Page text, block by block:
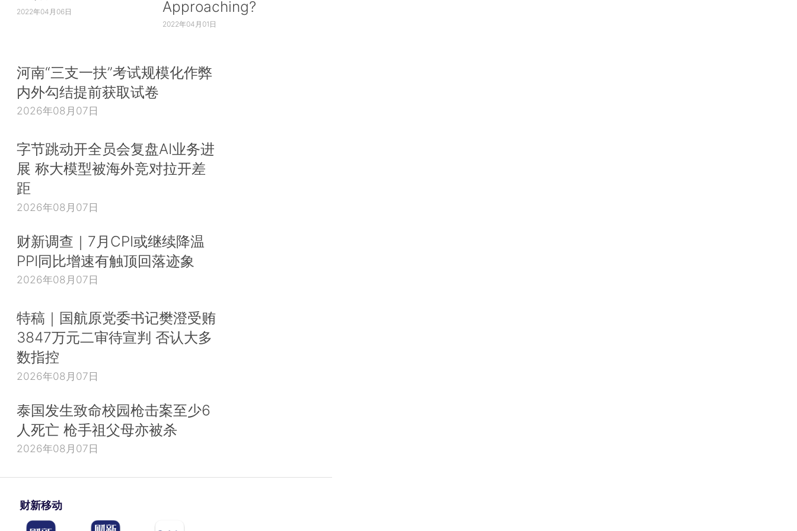
2022年04月06日
Approaching?
2022年04月01日
河南“三支一扶”考试规模化作弊
内外勾结提前获取试卷
2026年08月07日
字节跳动开全员会复盘AI业务进
展 称大模型被海外竞对拉开差
距
2026年08月07日
财新调查｜7月CPI或继续降温
PPI同比增速有触顶回落迹象
2026年08月07日
特稿｜国航原党委书记樊澄受贿
3847万元二审待宣判 否认大多
数指控
2026年08月07日
泰国发生致命校园枪击案至少6
人死亡 枪手祖父母亦被杀
2026年08月07日
财新移动